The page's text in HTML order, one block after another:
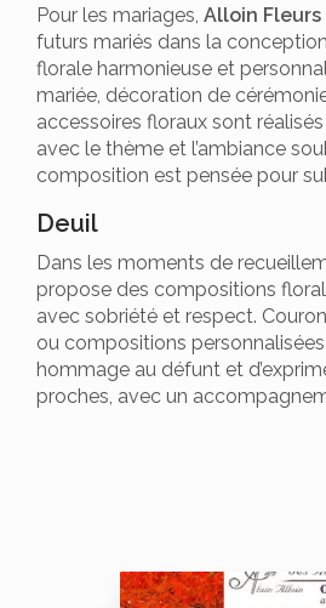
Pour les mariages, Alloin Fleurs
futurs mariés dans la
florale harmonieuse et
mariée, décoration de
accessoires floraux sont
avec le thème et l’ambiance
composition est pensée pour
Deuil
Dans les moments de
propose des compositions
avec sobriété et respect.
ou compositions
hommage au défunt et
proches, avec un